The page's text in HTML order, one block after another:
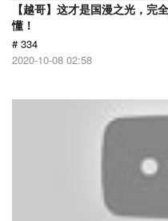
【越哥】这才是国漫之光，完
懂！
# 334
2020-10-08 02:58